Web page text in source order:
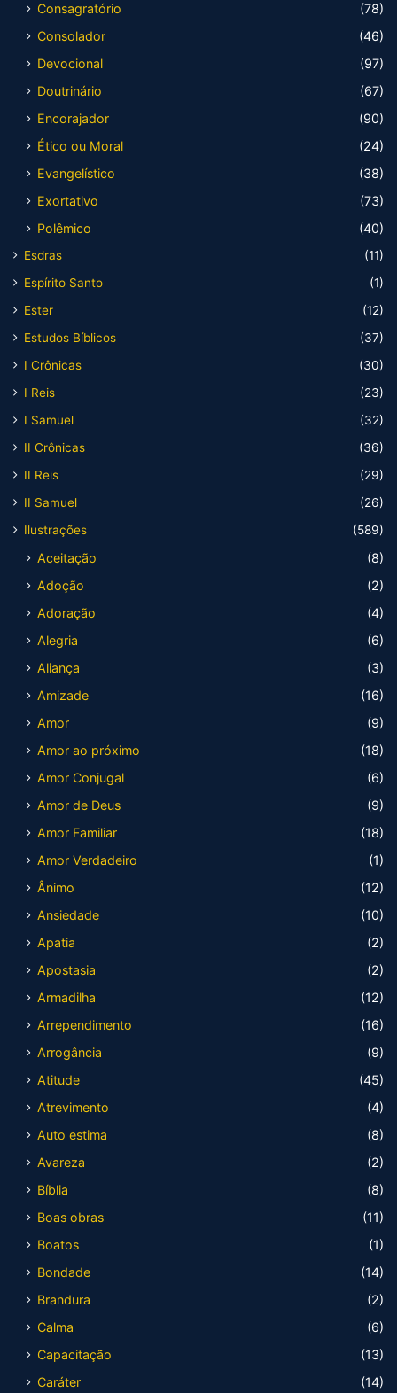
Consagratório
(78)
Consolador
(46)
Devocional
(97)
Doutrinário
(67)
Encorajador
(90)
Ético ou Moral
(24)
Evangelístico
(38)
Exortativo
(73)
Polêmico
(40)
Esdras
(11)
Espírito Santo
(1)
Ester
(12)
Estudos Bíblicos
(37)
I Crônicas
(30)
I Reis
(23)
I Samuel
(32)
II Crônicas
(36)
II Reis
(29)
II Samuel
(26)
Ilustrações
(589)
Aceitação
(8)
Adoção
(2)
Adoração
(4)
Alegria
(6)
Aliança
(3)
Amizade
(16)
Amor
(9)
Amor ao próximo
(18)
Amor Conjugal
(6)
Amor de Deus
(9)
Amor Familiar
(18)
Amor Verdadeiro
(1)
Ânimo
(12)
Ansiedade
(10)
Apatia
(2)
Apostasia
(2)
Armadilha
(12)
Arrependimento
(16)
Arrogância
(9)
Atitude
(45)
Atrevimento
(4)
Auto estima
(8)
Avareza
(2)
Bíblia
(8)
Boas obras
(11)
Boatos
(1)
Bondade
(14)
Brandura
(2)
Calma
(6)
Capacitação
(13)
Caráter
(14)